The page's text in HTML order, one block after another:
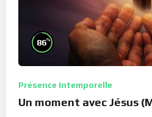
86%
Présence Intemporelle
Un moment avec Jésus